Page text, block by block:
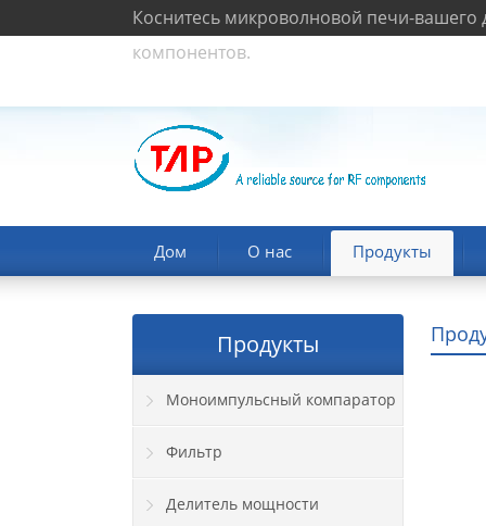
Коснитесь микроволновой печи-вашего
компонентов.
Дом О нас Продукты
Продукты
Моноимпульсный компаратор
Фильтр
Делитель мощности